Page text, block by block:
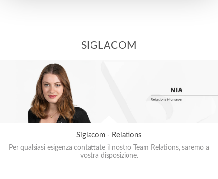
SIGLACOM
Siglacom - Relations
Per qualsiasi esigenza contattate il nostro Team Relations, saremo a
vostra disposizione.